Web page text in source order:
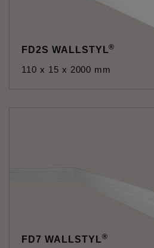
FD2S WALLSTYL®
110 x 15 x 2000 mm
FD7 WALLSTYL®